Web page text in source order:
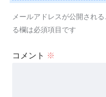
メールアドレスが公開される
る欄は必須項目です
コメント ※